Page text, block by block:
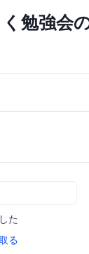
勉強会
た
る